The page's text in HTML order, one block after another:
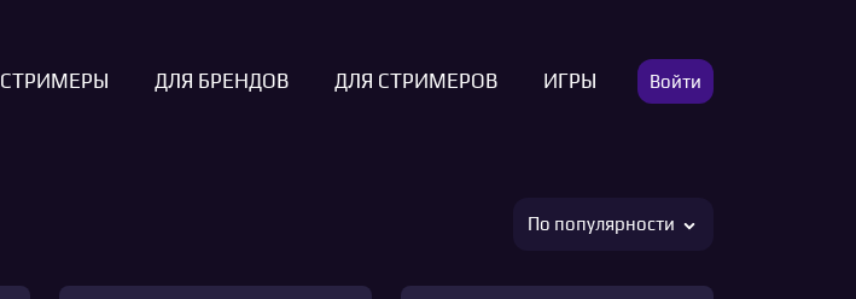
Войти
СТРИМЕРЫ ДЛЯ БРЕНДОВ ДЛЯ СТРИМЕРОВ ИГРЫ
По популярности